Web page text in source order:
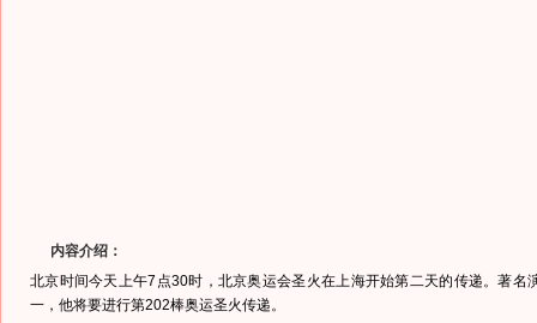
内容介绍：
北京时间今天上午7点30时，北京奥运会圣火在上海开始第二天的传递。著名
一，他将要进行第202棒奥运圣火传递。